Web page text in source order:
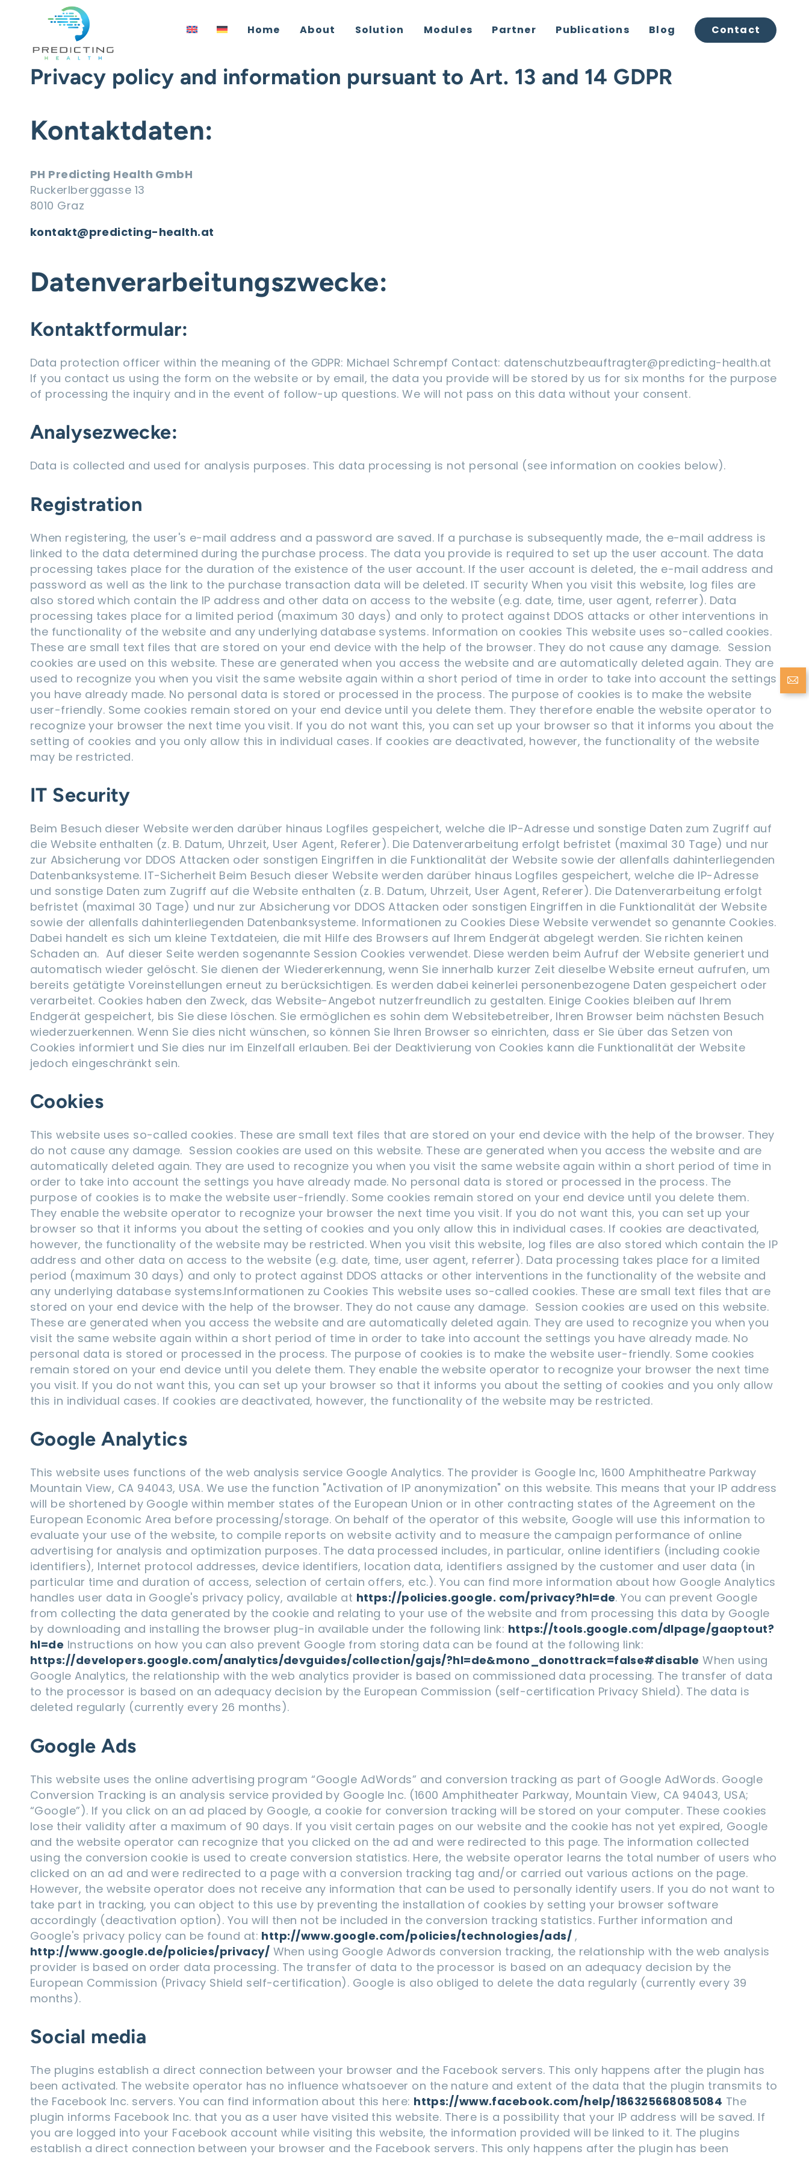
Zum Inhalt springen
Home About Solution Modules Partner Publications Blog Contact
Privacy policy and information pursuant to Art. 13 and 14 GDPR
Kontaktdaten:
PH Predicting Health GmbH
Ruckerlberggasse 13
8010 Graz
kontakt@predicting-health.at
Datenverarbeitungszwecke:
Kontaktformular:
Data protection officer within the meaning of the GDPR: Michael Schrempf Contact: datenschutzbeauftragter@predicting-health.at
If you contact us using the form on the website or by email, the data you provide will be stored by us for six months for the purpose
of processing the inquiry and in the event of follow-up questions. We will not pass on this data without your consent.
Analysezwecke:
Data is collected and used for analysis purposes. This data processing is not personal (see information on cookies below).
Registration
When registering, the user's e-mail address and a password are saved. If a purchase is subsequently made, the e-mail address is
linked to the data determined during the purchase process. The data you provide is required to set up the user account. The data
processing takes place for the duration of the existence of the user account. If the user account is deleted, the e-mail address and
password as well as the link to the purchase transaction data will be deleted. IT security When you visit this website, log files are
also stored which contain the IP address and other data on access to the website (e.g. date, time, user agent, referrer). Data
processing takes place for a limited period (maximum 30 days) and only to protect against DDOS attacks or other interventions in
the functionality of the website and any underlying database systems. Information on cookies This website uses so-called cookies.
These are small text files that are stored on your end device with the help of the browser. They do not cause any damage. Session
cookies are used on this website. These are generated when you access the website and are automatically deleted again. They are
used to recognize you when you visit the same website again within a short period of time in order to take into account the settings
you have already made. No personal data is stored or processed in the process. The purpose of cookies is to make the website
user-friendly. Some cookies remain stored on your end device until you delete them. They therefore enable the website operator to
recognize your browser the next time you visit. If you do not want this, you can set up your browser so that it informs you about the
setting of cookies and you only allow this in individual cases. If cookies are deactivated, however, the functionality of the website
may be restricted.
IT Security
Beim Besuch dieser Website werden darüber hinaus Logfiles gespeichert, welche die IP-Adresse und sonstige Daten zum Zugriff auf
die Website enthalten (z. B. Datum, Uhrzeit, User Agent, Referer). Die Datenverarbeitung erfolgt befristet (maximal 30 Tage) und nur
zur Absicherung vor DDOS Attacken oder sonstigen Eingriffen in die Funktionalität der Website sowie der allenfalls dahinterliegenden
Datenbanksysteme. IT-Sicherheit Beim Besuch dieser Website werden darüber hinaus Logfiles gespeichert, welche die IP-Adresse
und sonstige Daten zum Zugriff auf die Website enthalten (z. B. Datum, Uhrzeit, User Agent, Referer). Die Datenverarbeitung erfolgt
befristet (maximal 30 Tage) und nur zur Absicherung vor DDOS Attacken oder sonstigen Eingriffen in die Funktionalität der Website
sowie der allenfalls dahinterliegenden Datenbanksysteme. Informationen zu Cookies Diese Website verwendet so genannte Cookies.
Dabei handelt es sich um kleine Textdateien, die mit Hilfe des Browsers auf Ihrem Endgerät abgelegt werden. Sie richten keinen
Schaden an. Auf dieser Seite werden sogenannte Session Cookies verwendet. Diese werden beim Aufruf der Website generiert und
automatisch wieder gelöscht. Sie dienen der Wiedererkennung, wenn Sie innerhalb kurzer Zeit dieselbe Website erneut aufrufen, um
bereits getätigte Voreinstellungen erneut zu berücksichtigen. Es werden dabei keinerlei personenbezogene Daten gespeichert oder
verarbeitet. Cookies haben den Zweck, das Website-Angebot nutzerfreundlich zu gestalten. Einige Cookies bleiben auf Ihrem
Endgerät gespeichert, bis Sie diese löschen. Sie ermöglichen es sohin dem Websitebetreiber, Ihren Browser beim nächsten Besuch
wiederzuerkennen. Wenn Sie dies nicht wünschen, so können Sie Ihren Browser so einrichten, dass er Sie über das Setzen von
Cookies informiert und Sie dies nur im Einzelfall erlauben. Bei der Deaktivierung von Cookies kann die Funktionalität der Website
jedoch eingeschränkt sein.
Cookies
This website uses so-called cookies. These are small text files that are stored on your end device with the help of the browser. They
do not cause any damage. Session cookies are used on this website. These are generated when you access the website and are
automatically deleted again. They are used to recognize you when you visit the same website again within a short period of time in
order to take into account the settings you have already made. No personal data is stored or processed in the process. The
purpose of cookies is to make the website user-friendly. Some cookies remain stored on your end device until you delete them.
They enable the website operator to recognize your browser the next time you visit. If you do not want this, you can set up your
browser so that it informs you about the setting of cookies and you only allow this in individual cases. If cookies are deactivated,
however, the functionality of the website may be restricted. When you visit this website, log files are also stored which contain the IP
address and other data on access to the website (e.g. date, time, user agent, referrer). Data processing takes place for a limited
period (maximum 30 days) and only to protect against DDOS attacks or other interventions in the functionality of the website and
any underlying database systems.Informationen zu Cookies This website uses so-called cookies. These are small text files that are
stored on your end device with the help of the browser. They do not cause any damage. Session cookies are used on this website.
These are generated when you access the website and are automatically deleted again. They are used to recognize you when you
visit the same website again within a short period of time in order to take into account the settings you have already made. No
personal data is stored or processed in the process. The purpose of cookies is to make the website user-friendly. Some cookies
remain stored on your end device until you delete them. They enable the website operator to recognize your browser the next time
you visit. If you do not want this, you can set up your browser so that it informs you about the setting of cookies and you only allow
this in individual cases. If cookies are deactivated, however, the functionality of the website may be restricted.
Google Analytics
This website uses functions of the web analysis service Google Analytics. The provider is Google Inc, 1600 Amphitheatre Parkway
Mountain View, CA 94043, USA. We use the function "Activation of IP anonymization" on this website. This means that your IP address
will be shortened by Google within member states of the European Union or in other contracting states of the Agreement on the
European Economic Area before processing/storage. On behalf of the operator of this website, Google will use this information to
evaluate your use of the website, to compile reports on website activity and to measure the campaign performance of online
advertising for analysis and optimization purposes. The data processed includes, in particular, online identifiers (including cookie
identifiers), Internet protocol addresses, device identifiers, location data, identifiers assigned by the customer and user data (in
particular time and duration of access, selection of certain offers, etc.). You can find more information about how Google Analytics
handles user data in Google's privacy policy, available at https://policies.google. com/privacy?hl=de. You can prevent Google
from collecting the data generated by the cookie and relating to your use of the website and from processing this data by Google
by downloading and installing the browser plug-in available under the following link: https://tools.google.com/dlpage/gaoptout?
hl=de Instructions on how you can also prevent Google from storing data can be found at the following link:
https://developers.google.com/analytics/devguides/collection/gajs/?hl=de&mono_donottrack=false#disable When using
Google Analytics, the relationship with the web analytics provider is based on commissioned data processing. The transfer of data
to the processor is based on an adequacy decision by the European Commission (self-certification Privacy Shield). The data is
deleted regularly (currently every 26 months).
Google Ads
This website uses the online advertising program “Google AdWords” and conversion tracking as part of Google AdWords. Google
Conversion Tracking is an analysis service provided by Google Inc. (1600 Amphitheater Parkway, Mountain View, CA 94043, USA;
“Google”). If you click on an ad placed by Google, a cookie for conversion tracking will be stored on your computer. These cookies
lose their validity after a maximum of 90 days. If you visit certain pages on our website and the cookie has not yet expired, Google
and the website operator can recognize that you clicked on the ad and were redirected to this page. The information collected
using the conversion cookie is used to create conversion statistics. Here, the website operator learns the total number of users who
clicked on an ad and were redirected to a page with a conversion tracking tag and/or carried out various actions on the page.
However, the website operator does not receive any information that can be used to personally identify users. If you do not want to
take part in tracking, you can object to this use by preventing the installation of cookies by setting your browser software
accordingly (deactivation option). You will then not be included in the conversion tracking statistics. Further information and
Google's privacy policy can be found at: http://www.google.com/policies/technologies/ads/ ,
http://www.google.de/policies/privacy/ When using Google Adwords conversion tracking, the relationship with the web analysis
provider is based on order data processing. The transfer of data to the processor is based on an adequacy decision by the
European Commission (Privacy Shield self-certification). Google is also obliged to delete the data regularly (currently every 39
months).
Social media
The plugins establish a direct connection between your browser and the Facebook servers. This only happens after the plugin has
been activated. The website operator has no influence whatsoever on the nature and extent of the data that the plugin transmits to
the Facebook Inc. servers. You can find information about this here: https://www.facebook.com/help/186325668085084 The
plugin informs Facebook Inc. that you as a user have visited this website. There is a possibility that your IP address will be saved. If
you are logged into your Facebook account while visiting this website, the information provided will be linked to it. The plugins
establish a direct connection between your browser and the Facebook servers. This only happens after the plugin has been